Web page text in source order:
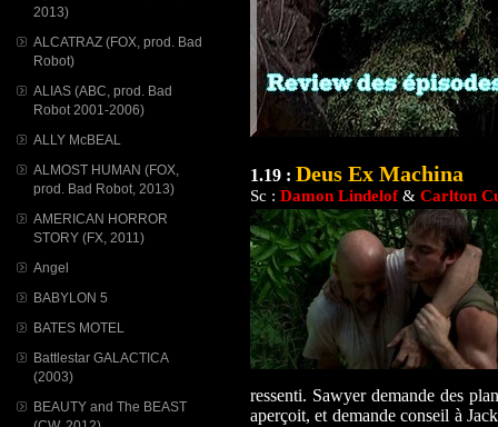
2013)
ALCATRAZ (FOX, prod. Bad
Robot)
ALIAS (ABC, prod. Bad
Robot 2001-2006)
ALLY McBEAL
ALMOST HUMAN (FOX,
prod. Bad Robot, 2013)
AMERICAN HORROR
STORY (FX, 2011)
Angel
BABYLON 5
BATES MOTEL
Battlestar GALACTICA
(2003)
BEAUTY and The BEAST
1.19 : Deus Ex Machina
Sc : Damon Lindelof& Carlton
ressenti. Sawyer demande des
aperçoit, et demande conseil à